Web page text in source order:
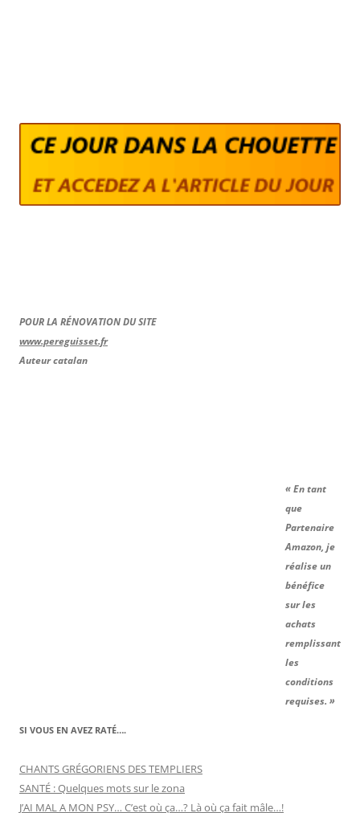
POUR LA RÉNOVATION DU SITE
www.pereguisset.fr
Auteur catalan
« En tant
que
Partenaire
Amazon, je
réalise un
bénéfice
sur les
achats
remplissant
les
conditions
requises. »
SI VOUS EN AVEZ RATÉ….
CHANTS GRÉGORIENS DES TEMPLIERS
SANTÉ : Quelques mots sur le zona
J’AI MAL A MON PSY… C’est où ça…? Là où ça fait mâle…!